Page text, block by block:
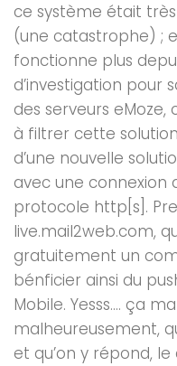
ce système était
(une catastrophe) ;
fonctionne plus
d’investigation pour
des serveurs eMoze,
à filtrer cette
d’une nouvelle
avec une connexion
protocole http[s].
live.mail2web.com,
gratuitement un
bénficier ainsi du
Mobile. Yesss…. ça
malheureusement,
et qu’on y répond,